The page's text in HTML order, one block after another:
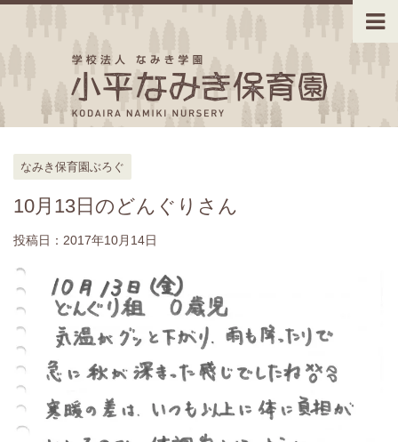
なみき保育園ぶろぐ
10月13日のどんぐりさん
投稿日： 2017年10月14日